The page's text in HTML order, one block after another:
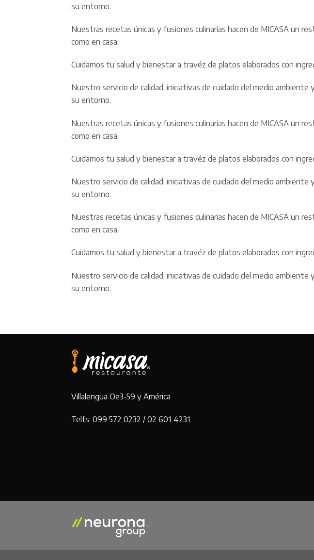
su entorno.
Nuestras recetas únicas y fusiones culinarias hacen de MICASA un
como en casa.
Cuidamos tu salud y bienestar a travéz de platos elaborados con
Nuestro servicio de calidad, iniciativas de cuidado del medio ambiente
su entorno.
Nuestras recetas únicas y fusiones culinarias hacen de MICASA un
como en casa.
Cuidamos tu salud y bienestar a travéz de platos elaborados con
Nuestro servicio de calidad, iniciativas de cuidado del medio ambiente
su entorno.
Nuestras recetas únicas y fusiones culinarias hacen de MICASA un
como en casa.
Cuidamos tu salud y bienestar a travéz de platos elaborados con
Nuestro servicio de calidad, iniciativas de cuidado del medio ambiente
su entorno.
Villalengua Oe3-59 y América
Telfs: 099 572 0232 / 02 601 4231